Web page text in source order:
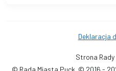
Strona
© Rada Miasta Puck. © 2016 -
Deklaracja